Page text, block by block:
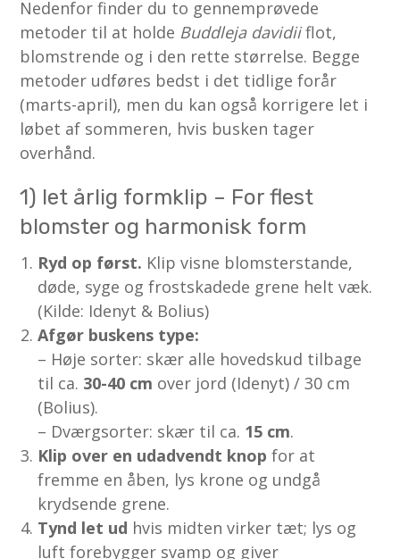
Nedenfor finder du to gennemprøvede
metoder til at holde Buddleja davidiiflot,
blomstrende og i den rette størrelse. Begge
metoder udføres bedst i det tidlige forår
(marts-april), men du kan også korrigere let i
løbet af sommeren, hvis busken tager
overhånd.
1) let årlig formklip – For flest
blomster og harmonisk form
Ryd op først. Klip visne blomsterstande,
døde, syge og frostskadede grene helt væk.
(Kilde: Idenyt & Bolius)
Afgør buskens type:
– Høje sorter: skær alle hovedskud tilbage
til ca. 30-40 cm over jord (Idenyt) / 30 cm
(Bolius).
– Dværgsorter: skær til ca. 15 cm.
Klip over en udadvendt knop for at
fremme en åben, lys krone og undgå
krydsende grene.
Tynd let ud hvis midten virker tæt; lys og
luft forebygger svamp og giver